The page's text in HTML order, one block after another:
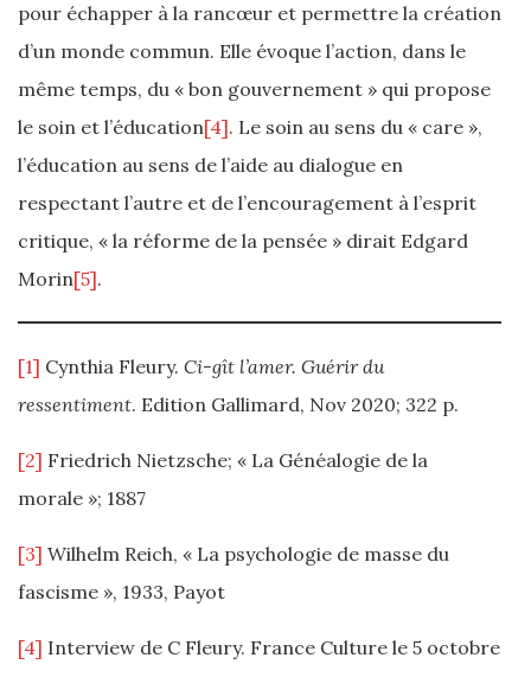
pour échapper à la rancœur et permettre la création
d’un monde commun. Elle évoque l’action, dans le
même temps, du « bon gouvernement » qui propose
le soin et l’éducation[4]. Le soin au sens du « care »,
l’éducation au sens de l’aide au dialogue en
respectant l’autre et de l’encouragement à l’esprit
critique, « la réforme de la pensée » dirait Edgard
Morin[5].
[1] Cynthia Fleury. Ci-gît l’amer. Guérir du
ressentiment. Edition Gallimard, Nov 2020; 322 p.
[2] Friedrich Nietzsche; « La Généalogie de la
morale »; 1887
[3] Wilhelm Reich, « La psychologie de masse du
fascisme », 1933, Payot
[4] Interview de C Fleury. France Culture le 5 octobre